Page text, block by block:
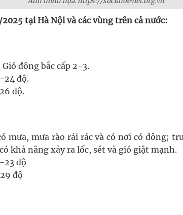
tại Hà Nội và các vùng trên cả nước:
đông bắc cấp 2-3.
24 độ.
độ.
mưa, mưa rào rải rác và có nơi có dông;
khả năng xảy ra lốc, sét và gió giật mạnh.
23 độ
độ